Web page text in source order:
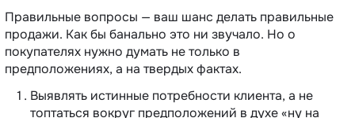
Правильные вопросы — ваш шанс делать правильные
продажи. Как бы банально это ни звучало. Но о
покупателях нужно думать не только в
предположениях, а на твердых фактах.
Выявлять истинные потребности клиента, а не
топтаться вокруг предположений в духе «ну на